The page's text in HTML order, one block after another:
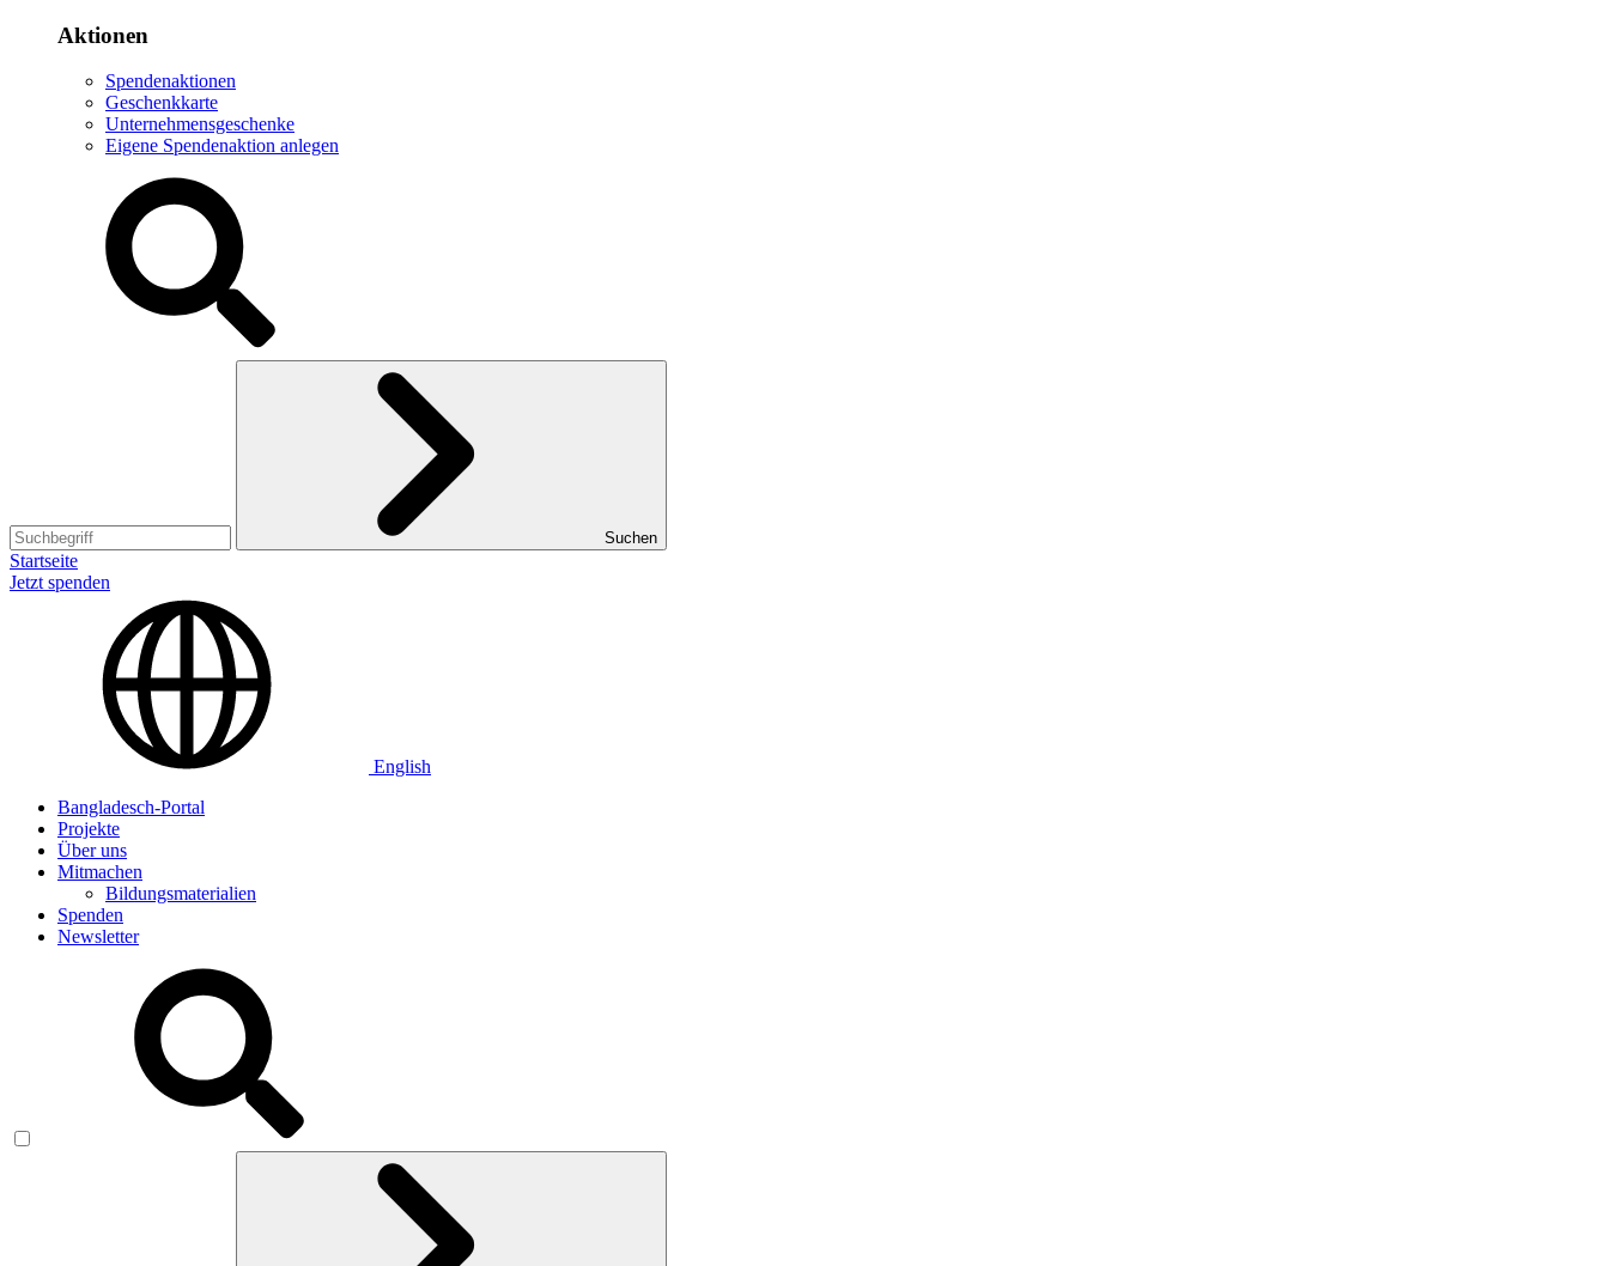
Aktionen
Spendenaktionen
Geschenkkarte
Unternehmensgeschenke
Eigene Spendenaktion anlegen
Suchen
Startseite
Jetzt spenden
English
Bangladesch-Portal
Projekte
Über uns
Mitmachen
Bildungsmaterialien
Spenden
Newsletter